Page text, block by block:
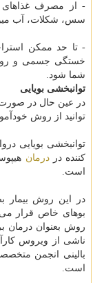
- از مصرف غذاهای
سس، شکلات، آب
- تا حد ممکن
خستگی جسمی و
شما شود.
توانبخشی بویایی
در عین حال در صورت
توانید از روش
توانبخشی بویایی
کننده دردرمان
است.
در این روش
بوهای خاص قرار می
روش بعنوان درمان
بالینی انجمن
است.